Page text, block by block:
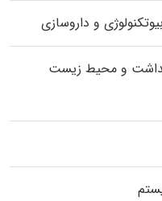
و داروسازی
و محیط زیست